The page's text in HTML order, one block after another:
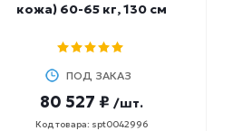
кожа) 60-65 кг, 130 см
ПОД ЗАКАЗ
80 527 ₽ /шт.
Код товара: spt0042996